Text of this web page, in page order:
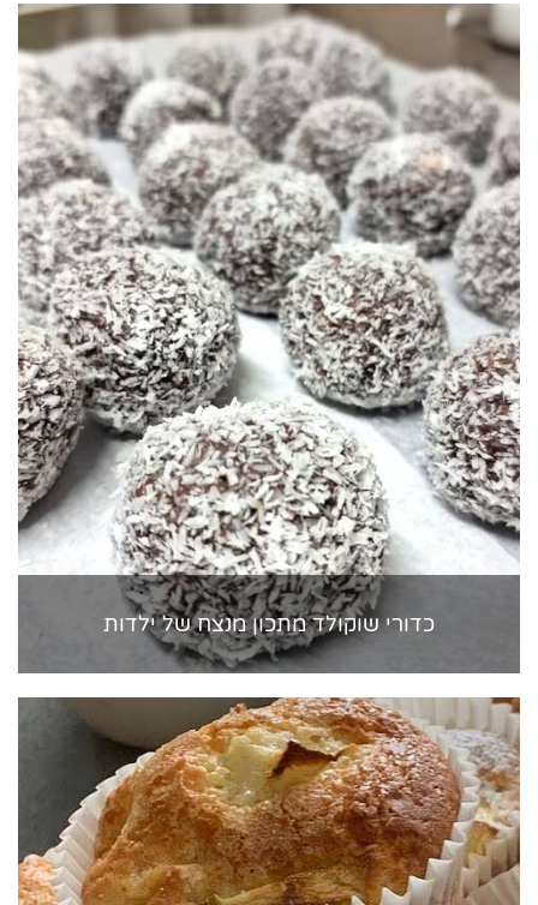
כדורי שוקולד מתכון מנצח של ילדות